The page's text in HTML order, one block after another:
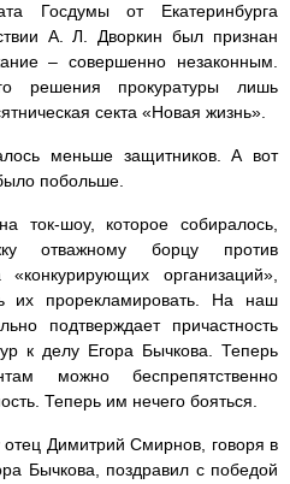
Госдумы от Екатеринбурга
А. Л. Дворкин был признан
– совершенно незаконным.
решения прокуратуры лишь
секта «Новая жизнь».
меньше защитников. А вот
побольше.
ток-шоу, которое собиралось,
отважному борцу против
организаций»,
их прорекламировать. На наш
подтверждает причастность
к делу Егора Бычкова. Теперь
можно беспрепятственно
Теперь им нечего бояться.
Димитрий Смирнов, говоря в
Бычкова, поздравил с победой